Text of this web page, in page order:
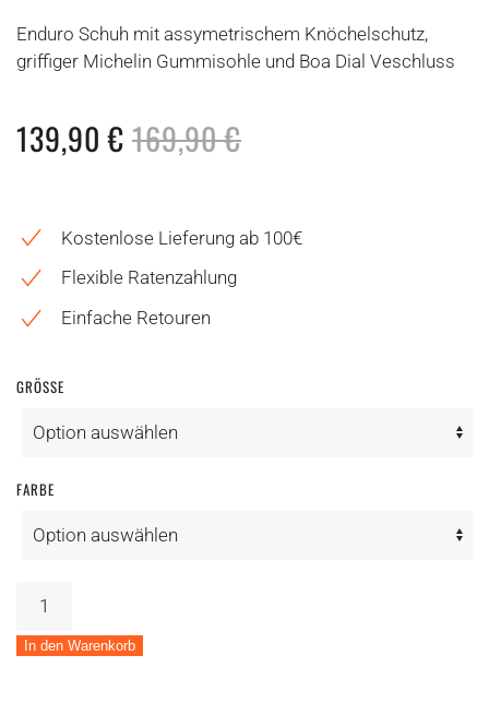
Enduro Schuh mit assymetrischem Knöchelschutz,
griffiger Michelin Gummisohle und Boa Dial Veschluss
139,90€169,90€
Kostenlose Lieferung ab 100€
Flexible Ratenzahlung
Einfache Retouren
GRÖSSE
FARBE
Enduro
In den Warenkorb